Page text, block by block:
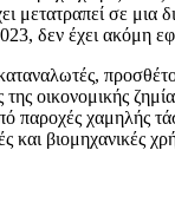
σε μια
δεν έχει ακόμη
οικονομικής
χαμηλής
βιομηχανικές